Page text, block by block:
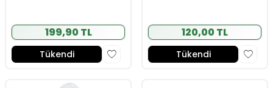
199,90 TL
Tükendi
120,00 TL
Tükendi